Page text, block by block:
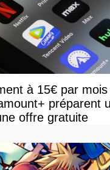
à 15€ par
préparent
offre gratuite